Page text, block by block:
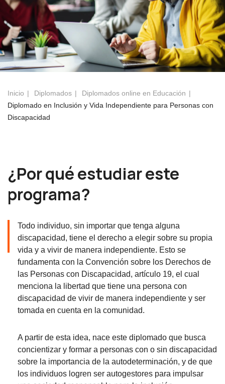
Inicio Diplomados
Diplomados online en Educación
Diplomado en Inclusión y Vida Independiente para Personas con
Discapacidad
¿Por qué estudiar este
programa?
Todo individuo, sin importar que tenga alguna
discapacidad, tiene el derecho a elegir sobre su propia
vida y a vivir de manera independiente. Esto se
fundamenta con la Convención sobre los Derechos de
las Personas con Discapacidad, artículo 19, el cual
menciona la libertad que tiene una persona con
discapacidad de vivir de manera independiente y ser
tomada en cuenta en la comunidad.
A partir de esta idea, nace este diplomado que busca
concientizar y formar a personas con o sin discapacidad
sobre la importancia de la autodeterminación, y de que
los individuos logren ser autogestores para impulsar